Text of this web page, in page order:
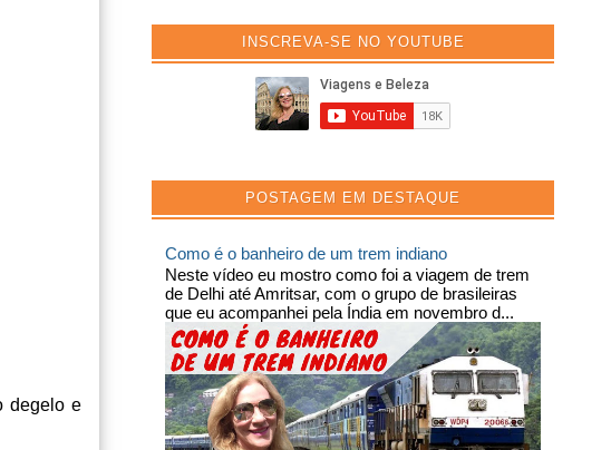
degelo e
INSCREVA-SE NO YOUTUBE
POSTAGEM EM DESTAQUE
Como é o banheiro de um trem indiano
Neste vídeo eu mostro como foi a viagem de trem
de Delhi até Amritsar, com o grupo de brasileiras
que eu acompanhei pela Índia em novembro d...